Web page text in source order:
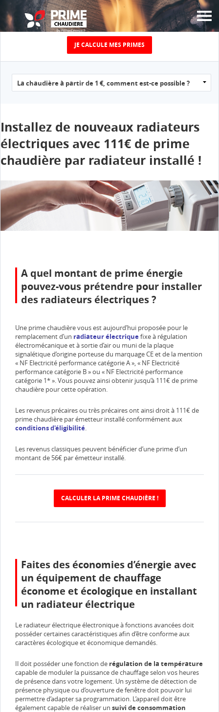
JUSQU’À 5000€ DE
PRIME
POUR LE
REMPLACEMENT DE
VOTRE VIEILLE
CHAUDIÈRE !
Calculez le montant de votre prime chaudière
JE CALCULE MES PRIMES
Installez de nouveaux radiateurs
électriques avec 111€ de prime
chaudière par radiateur installé !
A quel montant de prime énergie
pouvez-vous prétendre pour installer
des radiateurs électriques ?
Une prime chaudière vous est aujourd’hui proposée pour le
remplacement d’un radiateur électrique fixe à régulation
électromécanique et à sortie d’air ou muni de la plaque
signalétique d’origine porteuse du marquage CE et de la mention
« NF Electricité performance catégorie A », « NF Electricité
performance catégorie B » ou « NF Electricité performance
catégorie 1* ». Vous pouvez ainsi obtenir jusqu’à 111€ de prime
chaudière pour cette opération.
Les revenus précaires ou très précaires ont ainsi droit à 111€ de
prime chaudière par émetteur installé conformément aux
conditions d'éligibilité.
Les revenus classiques peuvent bénéficier d’une prime d’un
montant de 56€ par émetteur installé.
CALCULER LA PRIME CHAUDIÈRE !
Faites des économies d’énergie avec
un équipement de chauffage
économe et écologique en installant
un radiateur électrique
Le radiateur électrique électronique à fonctions avancées doit
posséder certaines caractéristiques afin d’être conforme aux
caractères écologique et économique demandés.
Il doit posséder une fonction de régulation de la température
capable de moduler la puissance de chauffage selon vos heures
de présence dans votre logement. Un système de détection de
présence physique ou d’ouverture de fenêtre doit pouvoir lui
permettre d’adapter sa programmation. L’appareil doit être
également capable de réaliser un suivi de consommation